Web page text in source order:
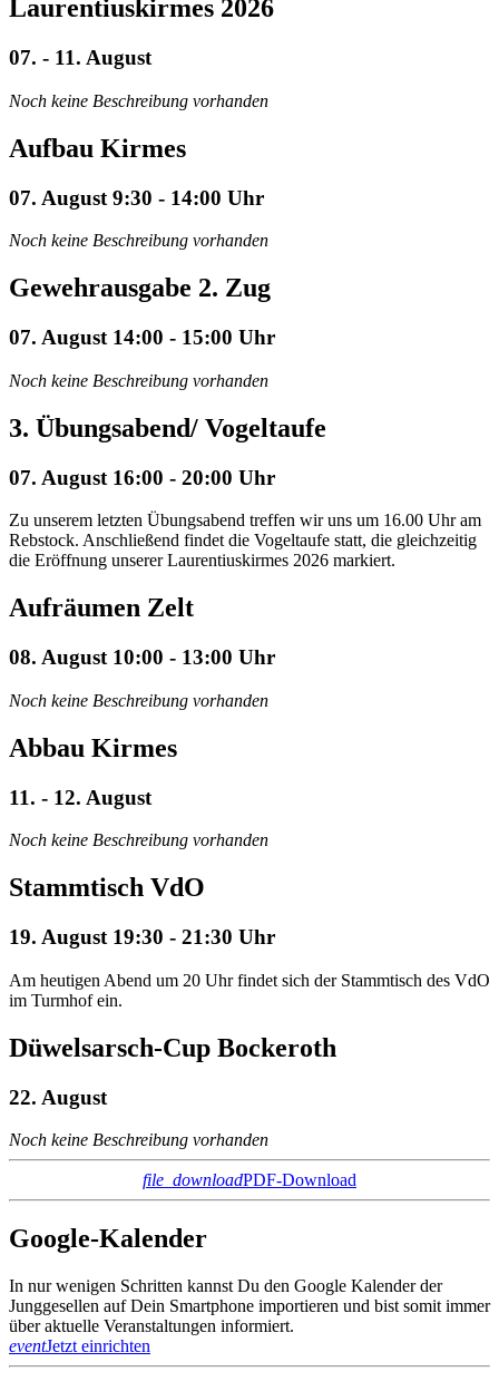
Laurentiuskirmes 2026
07. - 11. August
Noch keine Beschreibung vorhanden
Aufbau Kirmes
07. August 9:30 - 14:00 Uhr
Noch keine Beschreibung vorhanden
Gewehrausgabe 2. Zug
07. August 14:00 - 15:00 Uhr
Noch keine Beschreibung vorhanden
3. Übungsabend/ Vogeltaufe
07. August 16:00 - 20:00 Uhr
Zu unserem letzten Übungsabend treffen wir uns um 16.00 Uhr am
Rebstock. Anschließend findet die Vogeltaufe statt, die gleichzeitig
die Eröffnung unserer Laurentiuskirmes 2026 markiert.
Aufräumen Zelt
08. August 10:00 - 13:00 Uhr
Noch keine Beschreibung vorhanden
Abbau Kirmes
11. - 12. August
Noch keine Beschreibung vorhanden
Stammtisch VdO
19. August 19:30 - 21:30 Uhr
Am heutigen Abend um 20 Uhr findet sich der Stammtisch des VdO
im Turmhof ein.
Düwelsarsch-Cup Bockeroth
22. August
Noch keine Beschreibung vorhanden
file_downloadPDF-Download
Google-Kalender
In nur wenigen Schritten kannst Du den Google Kalender der
Junggesellen auf Dein Smartphone importieren und bist somit immer
über aktuelle Veranstaltungen informiert.
eventJetzt einrichten